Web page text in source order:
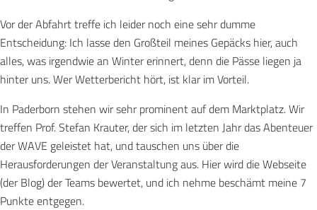
Vor der Abfahrt treffe ich leider noch eine sehr dumme
Entscheidung: Ich lasse den Großteil meines Gepäcks hier, auch
alles, was irgendwie an Winter erinnert, denn die Pässe liegen ja
hinter uns. Wer Wetterbericht hört, ist klar im Vorteil.
In Paderborn stehen wir sehr prominent auf dem Marktplatz. Wir
treffen Prof. Stefan Krauter, der sich im letzten Jahr das Abenteuer
der WAVE geleistet hat, und tauschen uns über die
Herausforderungen der Veranstaltung aus. Hier wird die Webseite
(der Blog) der Teams bewertet, und ich nehme beschämt meine 7
Punkte entgegen.